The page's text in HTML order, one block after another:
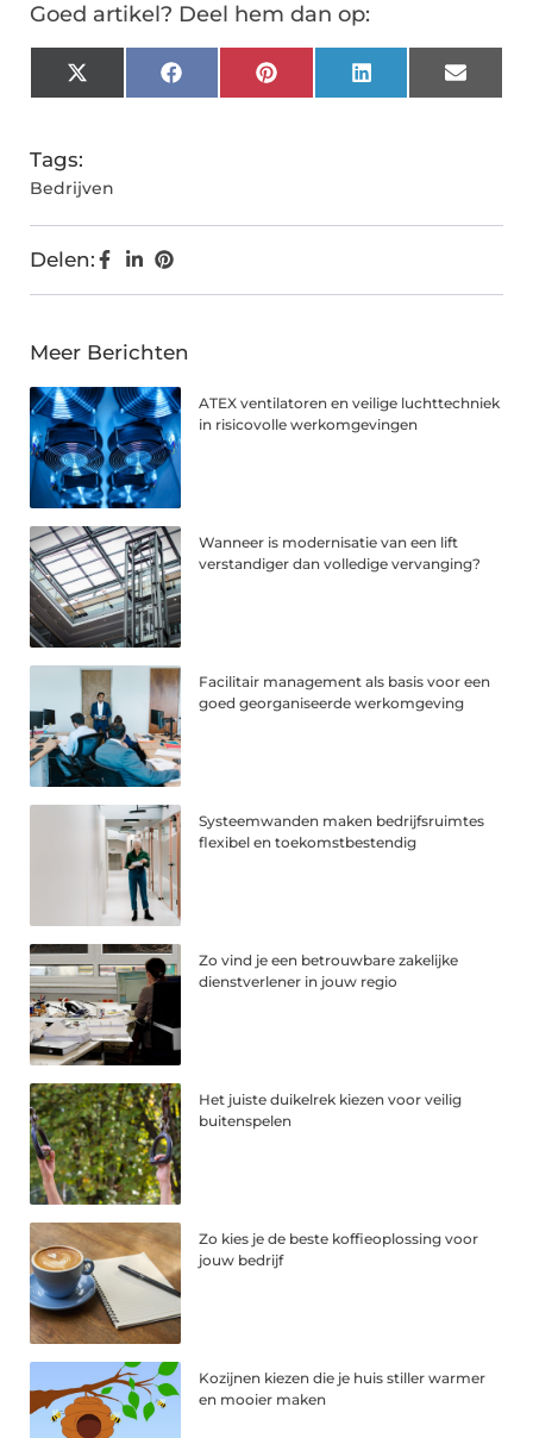
Goed artikel? Deel hem dan op:
X
(Twitter)
FacebookPinterestLinkedInEmail
Tags:
Bedrijven
Delen:
Meer Berichten
ATEX ventilatoren en veilige luchttechniek
in risicovolle werkomgevingen
Wanneer is modernisatie van een lift
verstandiger dan volledige vervanging?
Facilitair management als basis voor een
goed georganiseerde werkomgeving
Systeemwanden maken bedrijfsruimtes
flexibel en toekomstbestendig
Zo vind je een betrouwbare zakelijke
dienstverlener in jouw regio
Het juiste duikelrek kiezen voor veilig
buitenspelen
Zo kies je de beste koffieoplossing voor
jouw bedrijf
Kozijnen kiezen die je huis stiller warmer
en mooier maken